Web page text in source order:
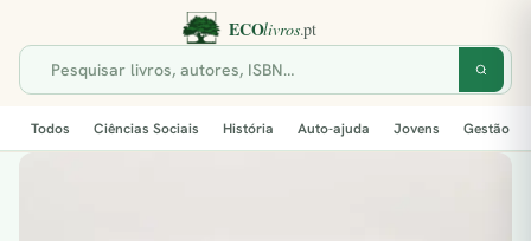
Todos Ciências Sociais História Auto-ajuda Jovens Gestão